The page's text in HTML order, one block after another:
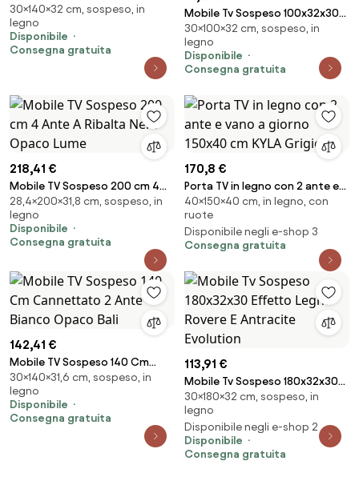
Effetto Legno Rovere Evolution
30×140×32 cm, sospeso, in
legno
Disponibile
Consegna gratuita
Mobile Tv Sospeso 100x32x30
Effetto Legno Rovere E
Antracite Evolution
30×100×32 cm, sospeso, in
legno
Disponibile
Consegna gratuita
218,41 €
Mobile TV Sospeso 200 cm 4
Ante A Ribalta Nero Opaco
Lume
28,4×200×31,8 cm, sospeso, in
legno
Disponibile
Consegna gratuita
170,8 €
Porta TV in legno con 2 ante e
vano a giorno 150x40 cm KYLA
Grigio
40×150×40 cm, in legno, con
ruote
Disponibile negli e-shop 3
Consegna gratuita
142,41 €
Mobile TV Sospeso 140 Cm
Cannettato 2 Ante Bianco
Opaco Bali
30×140×31,6 cm, sospeso, in
legno
Disponibile
Consegna gratuita
113,91 €
Mobile Tv Sospeso 180x32x30
Effetto Legno Rovere E
Antracite Evolution
30×180×32 cm, sospeso, in
legno
Disponibile negli e-shop 2
Disponibile
Consegna gratuita